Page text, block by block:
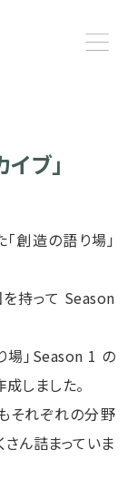
ブ」
創造の語り場」
持って Season
場」Season 1 の
しました。
それぞれの分野
ん詰まっていま